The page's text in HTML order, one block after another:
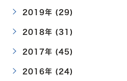
2019年 (29)
2018年 (31)
2017年 (45)
2016年 (24)